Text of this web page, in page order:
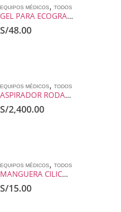
EQUIPOS MÉDICOS, TODOS
GEL PARA ECOGRAFIA X 1 GAL MARCA: ALESSI ORIGEN: NACIONAL
S/48.00
EQUIPOS MÉDICOS, TODOS
ASPIRADOR RODABLE SMAF YX930D
S/2,400.00
EQUIPOS MÉDICOS, TODOS
MANGUERA CILICONADA DE SUCCION (6 X 9) MM POR METRO MARCA: SILPAK ORIGEN: CHILE
S/15.00